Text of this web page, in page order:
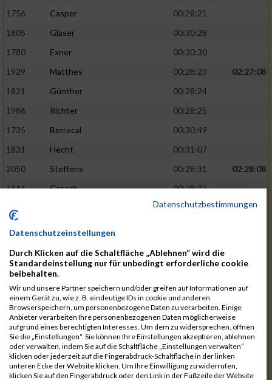
1756
Casper
00:28:21
1805
Glaser
00:30:28
1780
Exner
00:30:30
1929
Matthes 00:28:23
02:27:08
1821
Günther
00:28:24
1986
Richter
00:28:25
1735
Berrocal
00:30:49
1831
Hecht
00:31:07
2050
Steffens 00:28:31
02:28:08
1816
Gresch
00:28:32
1933
00:28:33
1865
Kasper 00:28:34
02:28:33
2073
Voß
00:28:34
1976
Rech
00:28:37
1856
Johann
00:31:23
1928
Martini
00:31:25
1944
Mrsic 00:28:40
02:29:00
Datenschutzbestimmungen
Datenschutzeinstellungen
Durch Klicken auf die Schaltfläche „Ablehnen“ wird die
Standardeinstellung nur für unbedingt erforderliche cookie
beibehalten.
Wir und unsere Partner speichern und/oder greifen auf Informationen auf
einem Gerät zu, wie z. B. eindeutige IDs in cookie und anderen
Browserspeichern, um personenbezogene Daten zu verarbeiten. Einige
Anbieter verarbeiten Ihre personenbezogenen Daten möglicherweise
aufgrund eines berechtigten Interesses. Um dem zu widersprechen, öffnen
Sie die „Einstellungen“. Sie können Ihre Einstellungen akzeptieren, ablehnen
oder verwalten, indem Sie auf die Schaltfläche „Einstellungen verwalten“
klicken oder jederzeit auf die Fingerabdruck-Schaltfläche in der linken
unteren Ecke der Website klicken. Um Ihre Einwilligung zu widerrufen,
klicken Sie auf den Fingerabdruck oder den Link in der Fußzeile der Website